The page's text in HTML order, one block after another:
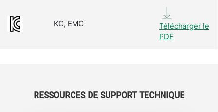
KC, EMC
Télécharger le
PDF
RESSOURCES DE SUPPORT TECHNIQUE